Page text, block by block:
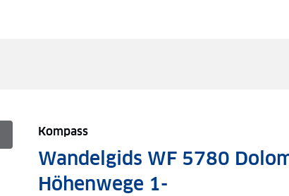
Kompass
Wandelgids WF 5780
Höhenwege 1-